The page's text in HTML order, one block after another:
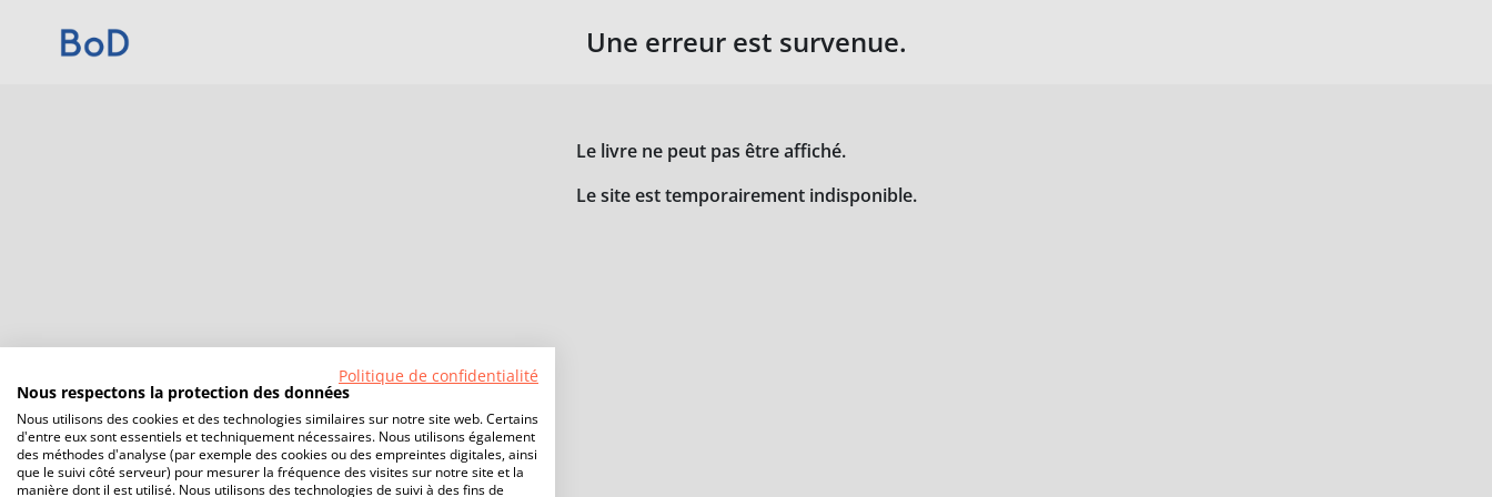
Une erreur est survenue.
Le livre ne peut pas être affiché.
Le site est temporairement indisponible.
Politique de confidentialité
Nous respectons la protection des données
Nous utilisons des cookies et des technologies similaires sur notre site web. Certains
d'entre eux sont essentiels et techniquement nécessaires. Nous utilisons également
des méthodes d'analyse (par exemple des cookies ou des empreintes digitales, ainsi
que le suivi côté serveur) pour mesurer la fréquence des visites sur notre site et la
manière dont il est utilisé. Nous utilisons des technologies de suivi à des fins de